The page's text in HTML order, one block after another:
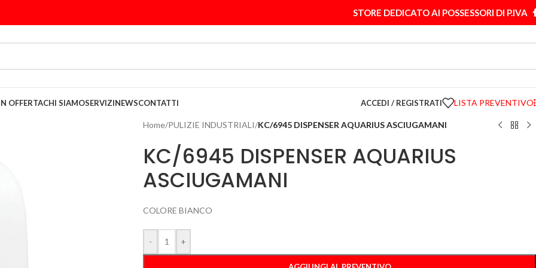
STORE DEDICATO AI POSSESSORI DI P.IVA
OFFERTACHI SIAMOSERVIZINEWSCONTATTI ACCEDI / REGISTRATI LISTA PREVENTIVO
Home/PULIZIE INDUSTRIALI/KC/6945 DISPENSER AQUARIUS ASCIUGAMANI
KC/6945 DISPENSER AQUARIUS
ASCIUGAMANI
COLORE BIANCO
- +